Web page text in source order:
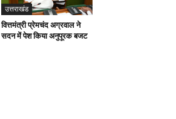
उत्तराखंड
वित्तमंत्री प्रेमचंद अग्रवाल ने
सदन में पेश किया अनुपूरक बजट